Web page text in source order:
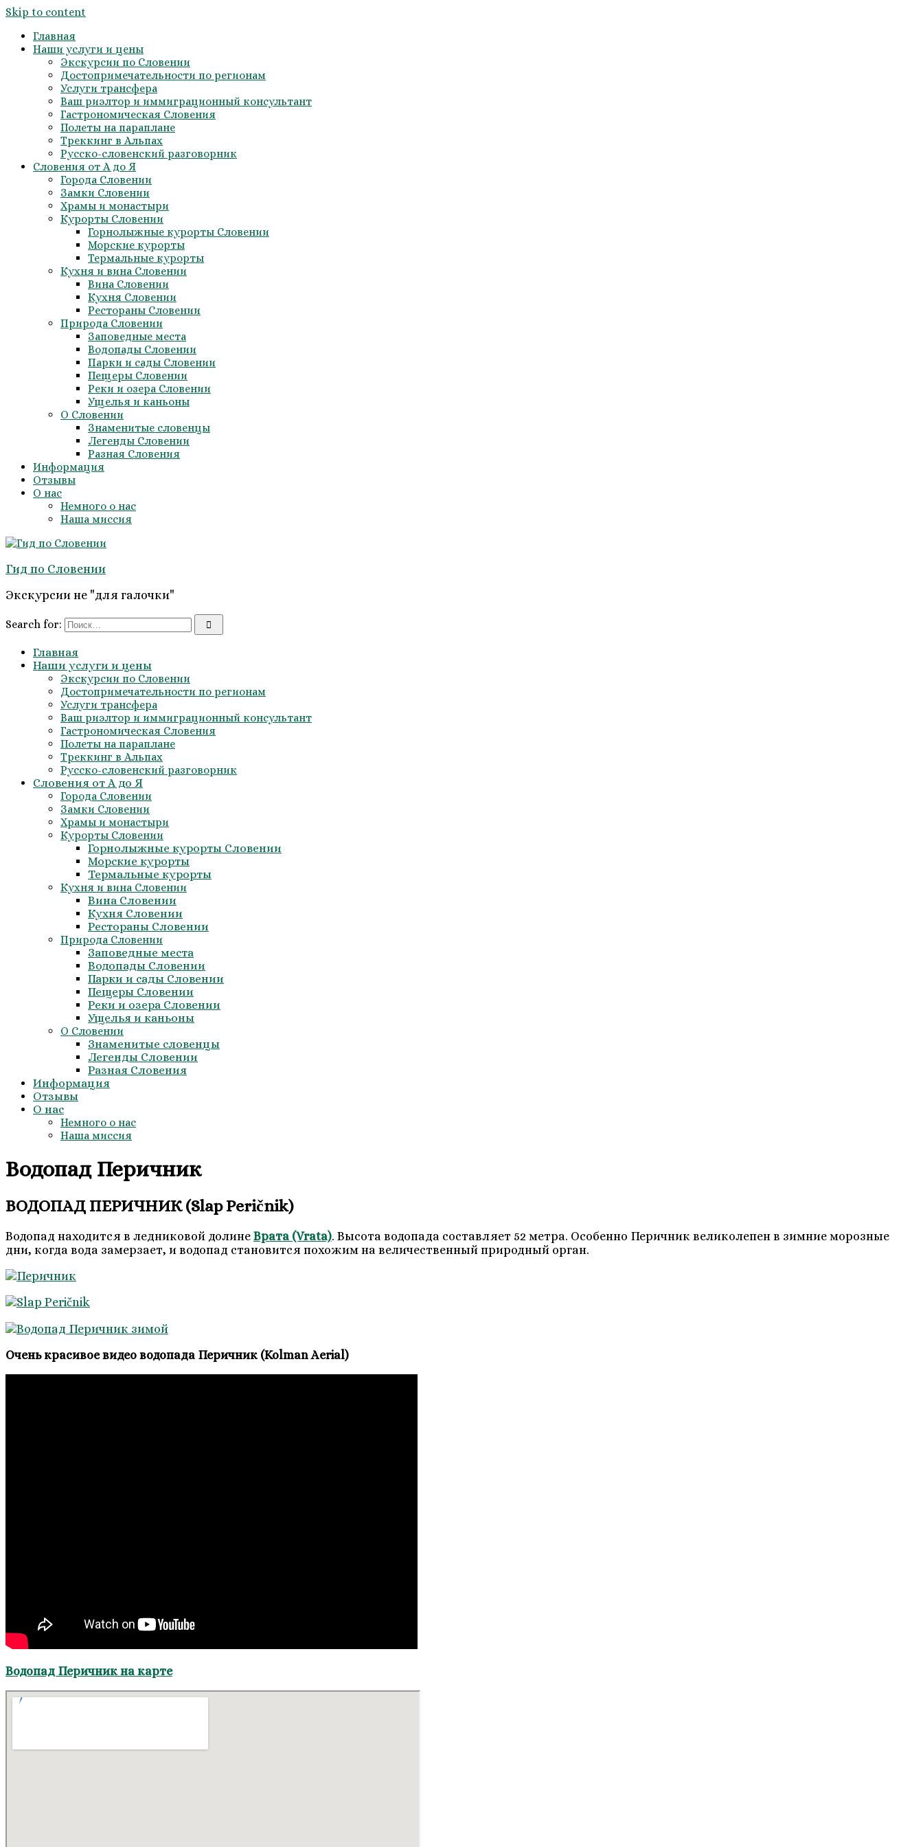
Skip to content
Главная
Наши услуги и цены
Экскурсии по Словении
Достопримечательности по регионам
Услуги трансфера
Ваш риэлтор и иммиграционный консультант
Гастрономическая Словения
Полеты на параплане
Треккинг в Альпах
Русско-словенский разговорник
Словения от А до Я
Города Словении
Замки Словении
Храмы и монастыри
Курорты Словении
Горнолыжные курорты Словении
Морские курорты
Термальные курорты
Кухня и вина Словении
Вина Словении
Кухня Словении
Рестораны Словении
Природа Словении
Заповедные места
Водопады Словении
Парки и сады Словении
Пещеры Словении
Реки и озера Словении
Ущелья и каньоны
О Словении
Знаменитые словенцы
Легенды Словении
Разная Словения
Информация
Отзывы
О нас
Немного о нас
Наша миссия
Гид по Словении
Экскурсии не "для галочки"
Search for:
Главная
Наши услуги и цены
Экскурсии по Словении
Достопримечательности по регионам
Услуги трансфера
Ваш риэлтор и иммиграционный консультант
Гастрономическая Словения
Полеты на параплане
Треккинг в Альпах
Русско-словенский разговорник
Словения от А до Я
Города Словении
Замки Словении
Храмы и монастыри
Курорты Словении
Горнолыжные курорты Словении
Морские курорты
Термальные курорты
Кухня и вина Словении
Вина Словении
Кухня Словении
Рестораны Словении
Природа Словении
Заповедные места
Водопады Словении
Парки и сады Словении
Пещеры Словении
Реки и озера Словении
Ущелья и каньоны
О Словении
Знаменитые словенцы
Легенды Словении
Разная Словения
Информация
Отзывы
О нас
Немного о нас
Наша миссия
Водопад Перичник
ВОДОПАД ПЕРИЧНИК (Slap Peričnik)
Водопад находится в ледниковой долине Врата (Vrata). Высота водопада составляет 52 метра. Особенно Перичник великолепен в зимние морозные
дни, когда вода замерзает, и водопад становится похожим на величественный природный орган.
Очень красивое видео водопада Перичник (Kolman Aerial)
Водопад Перичник на карте